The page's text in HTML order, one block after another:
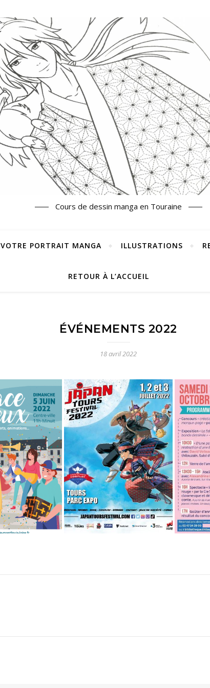
Cours de dessin manga en Touraine
VOTRE PORTRAIT MANGA ILLUSTRATIONS
RETOUR À L’ACCUEIL
ÉVÉNEMENTS 2022
18 avril 2022